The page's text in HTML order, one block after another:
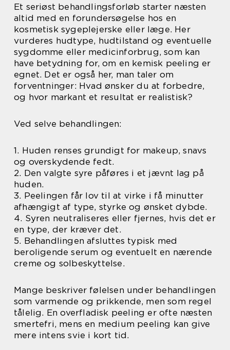
Et seriøst behandlingsforløb starter næsten
altid med en forundersøgelse hos en
kosmetisk sygeplejerske eller læge. Her
vurderes hudtype, hudtilstand og eventuelle
sygdomme eller medicinforbrug, som kan
have betydning for, om en kemisk peeling er
egnet. Det er også her, man taler om
forventninger: Hvad ønsker du at forbedre,
og hvor markant et resultat er realistisk?
Ved selve behandlingen:
1. Huden renses grundigt for makeup, snavs
og overskydende fedt.
2. Den valgte syre påføres i et jævnt lag på
huden.
3. Peelingen får lov til at virke i få minutter
afhængigt af type, styrke og ønsket dybde.
4. Syren neutraliseres eller fjernes, hvis det er
en type, der kræver det.
5. Behandlingen afsluttes typisk med
beroligende serum og eventuelt en nærende
creme og solbeskyttelse.
Mange beskriver følelsen under behandlingen
som varmende og prikkende, men som regel
tålelig. En overfladisk peeling er ofte næsten
smertefri, mens en medium peeling kan give
mere intens svie i kort tid.